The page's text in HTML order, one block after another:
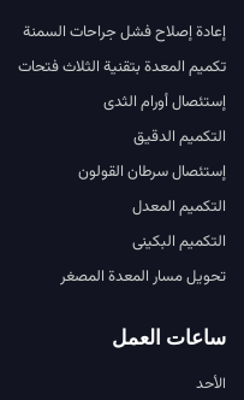
إعادة إصلاح فشل جراحات السمنة
تكميم المعدة بتقنية الثلاث فتحات
إستئصال أورام الثدى
التكميم الدقيق
إستئصال سرطان القولون
التكميم المعدل
التكميم البكينى
تحويل مسار المعدة المصغر
ساعات العمل
الأحد